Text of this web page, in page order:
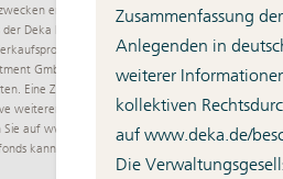
Zusammenfassung
Anlegenden in
weiterer
kollektiven
auf www.deka.de/­
Die
erstellt. Alleinverbindliche Grundlage für den
Deka Investment GmbH) sind die jeweiligen
und die jeweiligen Berichte, die Sie
GmbH, Lyoner Str. 13, D-60528 Frankfurt am
Eine Zusammenfassung der Rechte der
weiterer Informationen zu Instrumenten der
Sie auf www.deka.de/­beschwerdemanagement. Die
kann jederzeit beschließen, den Vertrieb